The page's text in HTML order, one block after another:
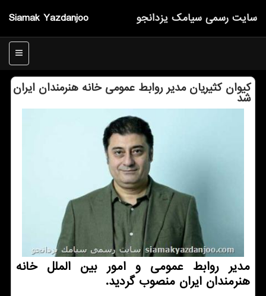
Siamak Yazdanjoo سایت رسمی سیامك یزدانجو
منو
كیوان كثیریان مدیر روابط عمومی خانه هنرمندان ایران
شد
مدیر روابط عمومی و امور بین الملل خانه
هنرمندان ایران منصوب گردید.